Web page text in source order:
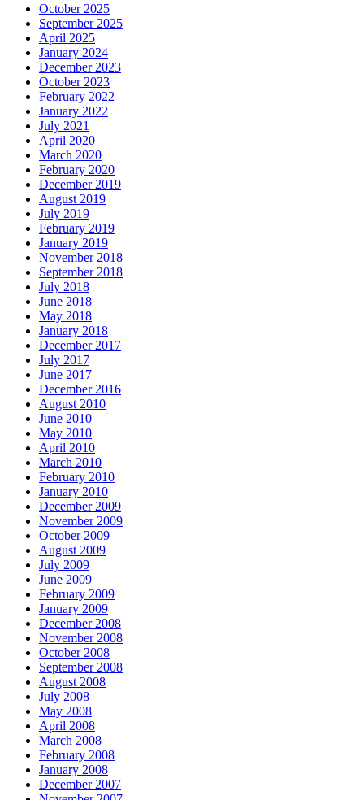
October 2025
September 2025
April 2025
January 2024
December 2023
October 2023
February 2022
January 2022
July 2021
April 2020
March 2020
February 2020
December 2019
August 2019
July 2019
February 2019
January 2019
November 2018
September 2018
July 2018
June 2018
May 2018
January 2018
December 2017
July 2017
June 2017
December 2016
August 2010
June 2010
May 2010
April 2010
March 2010
February 2010
January 2010
December 2009
November 2009
October 2009
August 2009
July 2009
June 2009
February 2009
January 2009
December 2008
November 2008
October 2008
September 2008
August 2008
July 2008
May 2008
April 2008
March 2008
February 2008
January 2008
December 2007